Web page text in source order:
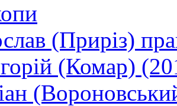
(Приріз)
(Комар)